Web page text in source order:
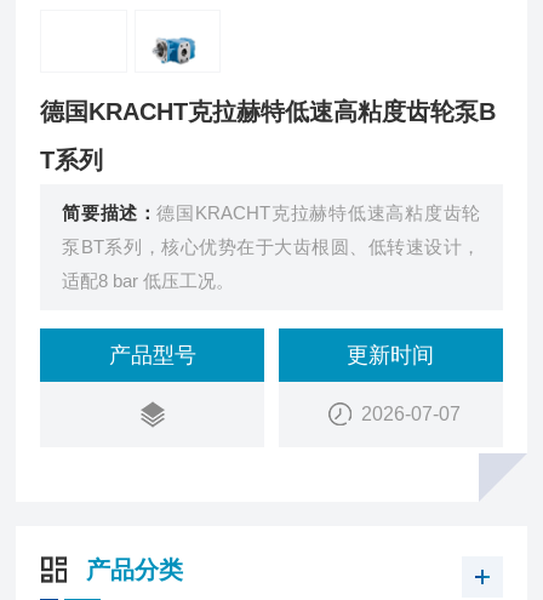
德国KRACHT克拉赫特低速高粘度齿轮泵B
T系列
简要描述：德国KRACHT克拉赫特低速高粘度齿轮
泵BT系列，核心优势在于大齿根圆、低转速设计，
适配8 bar 低压工况。
产品型号 更新时间
2026-07-07
产品分类